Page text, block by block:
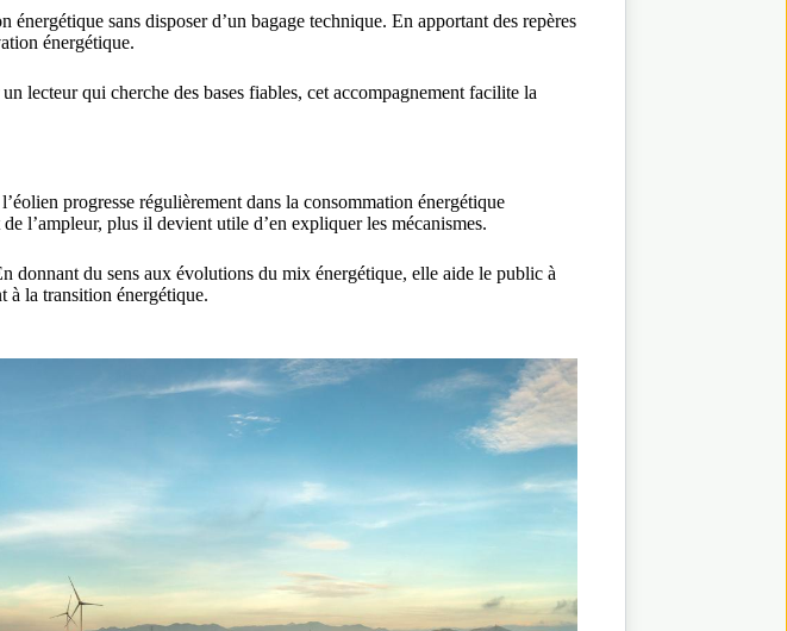
sans disposer d’un bagage technique. En apportant des repères
énergétique.
lecteur qui cherche des bases fiables, cet accompagnement facilite la
progresse régulièrement dans la consommation énergétique
l’ampleur, plus il devient utile d’en expliquer les mécanismes.
donnant du sens aux évolutions du mix énergétique, elle aide le public à
à la transition énergétique.